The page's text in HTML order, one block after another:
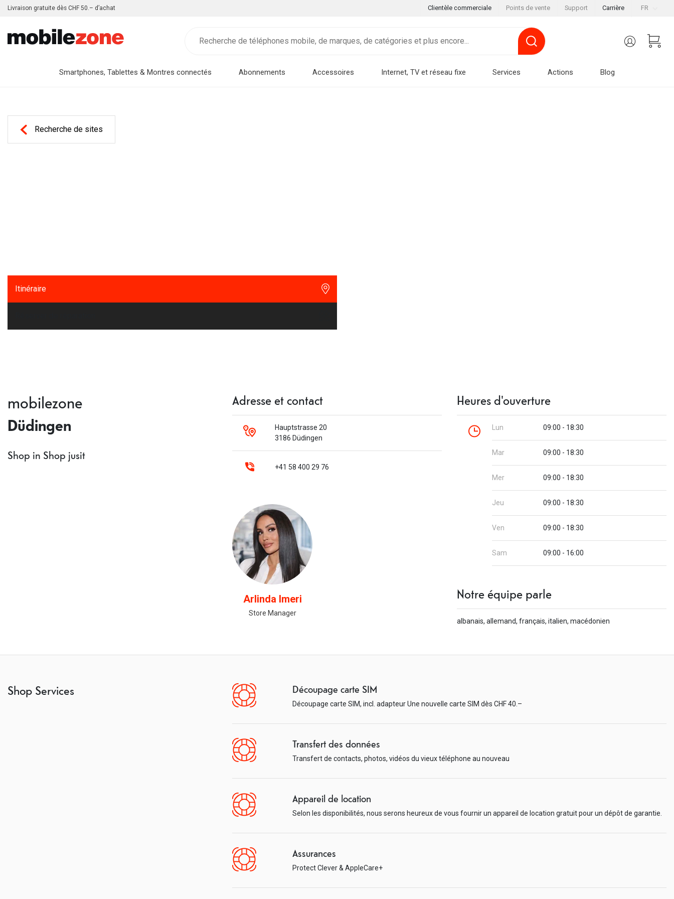
FR
Clientèle commerciale Points de vente Support Carrière
Livraison gratuite dès CHF 50.– d’achat
Smartphones, Tablettes & Montres connectés Abonnements Accessoires Internet, TV et réseau fixe Services Actions Blog
Recherche de sites
Itinéraire
mobilezone
Düdingen
Shop in Shop jusit
Adresse et contact
Hauptstrasse 20
3186 Düdingen
+41 58 400 29 76
Arlinda Imeri
Store Manager
Heures d'ouverture
Lun 09:00 - 18:30
Mar 09:00 - 18:30
Mer 09:00 - 18:30
Jeu 09:00 - 18:30
Ven 09:00 - 18:30
Sam 09:00 - 16:00
Notre équipe parle
albanais, allemand, français, italien, macédonien
Shop Services Découpage carte SIM
Découpage carte SIM, incl. adapteur Une nouvelle carte SIM dès CHF 40.–
Transfert des données
Transfert de contacts, photos, vidéos du vieux téléphone au nouveau
Appareil de location
Selon les disponibilités, nous serons heureux de vous fournir un appareil de location gratuit pour un dépôt de garantie.
Assurances
Protect Clever & AppleCare+